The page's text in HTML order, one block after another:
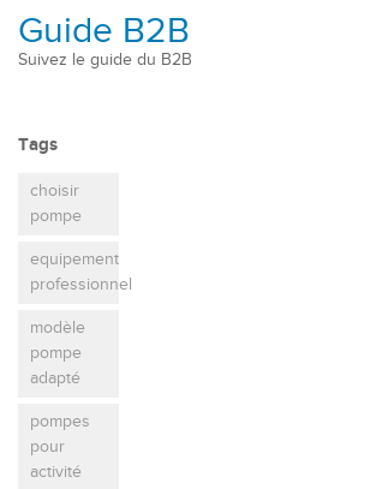
Guide B2B
Suivez le guide du B2B
Tags
choisir
pompe
equipement
professionnel
modèle
pompe
adapté
pompes
pour
activité